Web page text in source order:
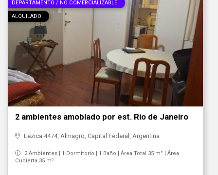
DEPARTAMENTO / NO COMERCIALIZABLE
ALQUILADO
2 ambientes amoblado por est. Rio de Janeiro
Lezica 4474, Almagro, Capital Federal, Argentina
2 Ambientes | 1 Dormitorio | 1 Baño | Área Total 35 m² | Área
Cubierta 35 m²